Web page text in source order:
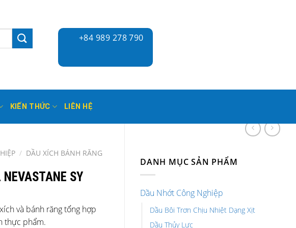
+84 989 278 790
KIẾN THỨC LIÊN HỆ
DANH MỤC SẢN PHẨM
Dầu Nhớt Công Nghiệp
Dầu Bôi Trơn Chịu Nhiệt Dạng Xịt
Dầu Thủy Lực
/ DẦU XÍCH BÁNH RĂNG
SY
và bánh răng tổng hợp
thực phẩm.